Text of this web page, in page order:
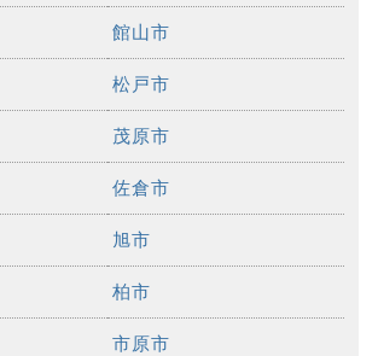
館山市
松戸市
茂原市
佐倉市
旭市
柏市
市原市